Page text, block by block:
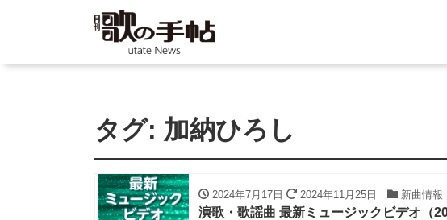
タグ: 加納ひろし
2024年7月17日 2024年11月25日 新曲情報
演歌・歌謡曲 最新ミュージックビデオ（